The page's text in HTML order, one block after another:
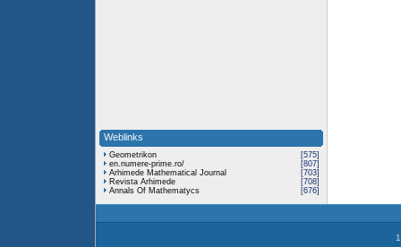
Weblinks
Geometrikon
[575]
en.numere-prime.ro/
[807]
Arhimede Mathematical Journal
[703]
Revista Arhimede
[708]
Annals Of Mathematycs
[676]